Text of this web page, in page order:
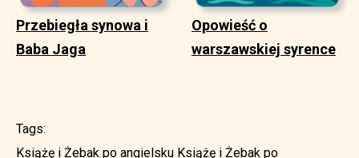
Przebiegła synowa i
Baba Jaga
Opowieść o
warszawskiej syrence
Tags:
Książę i Żebak po angielsku Książę i Żebak po